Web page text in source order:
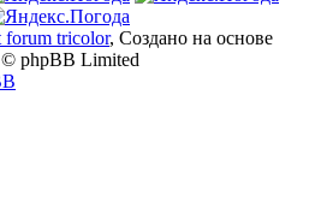
forum tricolor, Создано на основе
phpBB Limited